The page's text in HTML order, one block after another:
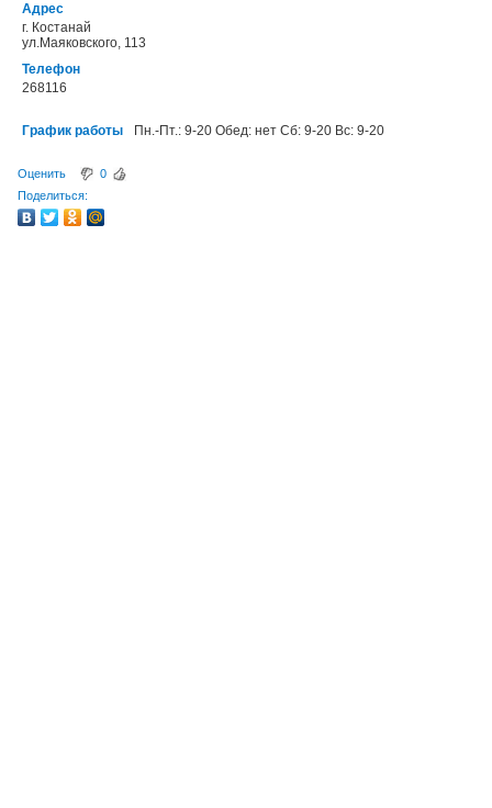
Адрес
г. Костанай
ул.Маяковского, 113
Телефон
268116
График работы Пн.-Пт.: 9-20 Обед: нет Сб: 9-20 Вс: 9-20
Оценить
0
Поделиться: